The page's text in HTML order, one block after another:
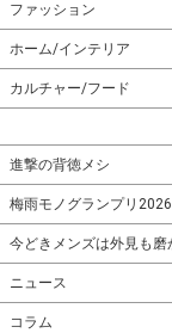
ファッション
ホーム/インテリア
カルチャー/フード
進撃の背徳メシ
梅雨モノグランプリ2026
今どきメンズは外見も磨
ニュース
コラム